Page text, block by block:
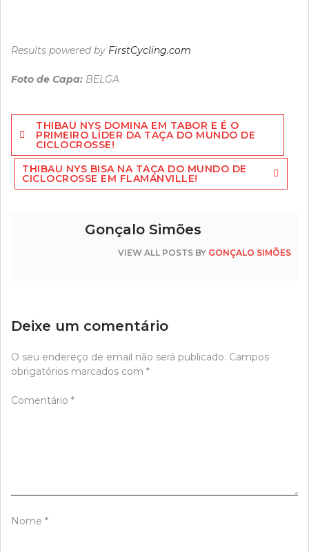
Results powered by FirstCycling.com
Foto de Capa: BELGA
Navegação
de
artigos
THIBAU NYS DOMINA EM TABOR E É O
PRIMEIRO LÍDER DA TAÇA DO MUNDO DE
CICLOCROSSE!
THIBAU NYS BISA NA TAÇA DO MUNDO DE
CICLOCROSSE EM FLAMANVILLE!
Gonçalo Simões
VIEW ALL POSTS BY GONÇALO SIMÕES
Deixe um comentário
O seu endereço de email não será publicado. Campos
obrigatórios marcados com *
Comentário *
Nome *